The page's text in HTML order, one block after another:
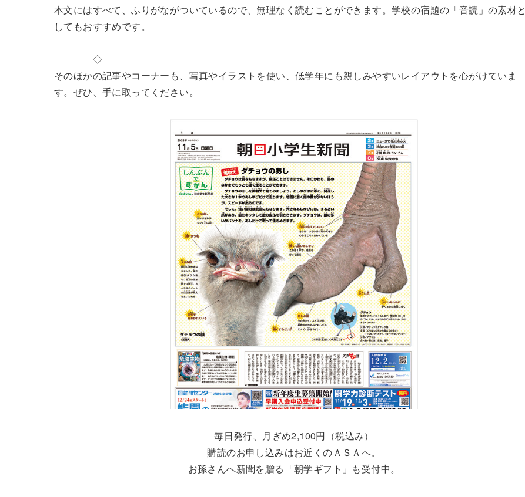
本文にはすべて、ふりがながついているので、無理なく読むことができます。学校の宿題の「音読」の素材と
してもおすすめです。
◇
そのほかの記事やコーナーも、写真やイラストを使い、低学年にも親しみやすいレイアウトを心がけていま
す。ぜひ、手に取ってください。
毎日発行、月ぎめ2,100円（税込み）
購読のお申し込みはお近くのＡＳＡへ。
お孫さんへ新聞を贈る「朝学ギフト」も受付中。